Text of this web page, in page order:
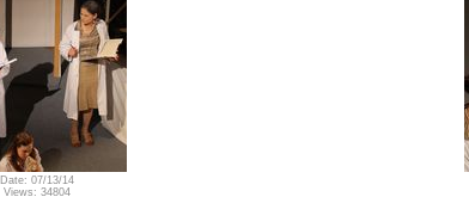
Date: 07/13/14
Views: 34804